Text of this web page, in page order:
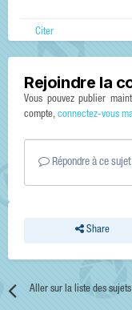
Citer
Rejoindre la
Vous pouvez publier
compte, connectez-vous
Répondre à ce
Share
Aller sur la liste des sujets